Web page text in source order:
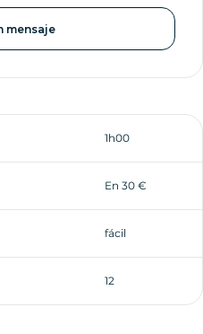
mensaje
1h00
En 30 €
fácil
12